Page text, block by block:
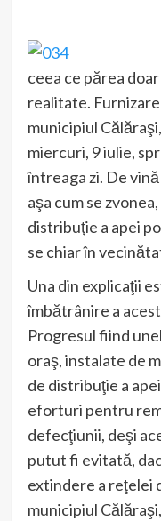
ceea ce părea
realitate.
municipiul
miercuri, 9 iulie,
întreaga zi. De
aşa cum se
distribuţie a apei
se chiar în
Una din explicaţii
îmbătrânire a
Progresul fiind
oraş, instalate de
de distribuţie a
eforturi pentru
defecţiunii, deşi
putut fi evitată,
extindere a reţelei
municipiul